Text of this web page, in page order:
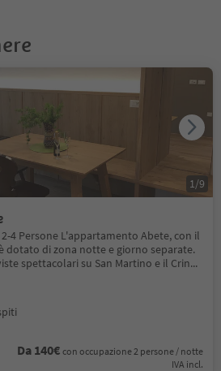
4 Persone L'appartamento Abete, con il
dotato di zona notte e giorno separate.
spettacolari su San Martino e il Crin...
Da 140€ con occupazione 2 persone / notte
IVA incl.
1 /9